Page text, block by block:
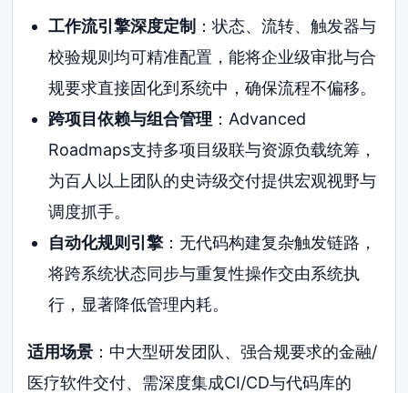
工作流引擎深度定制 ：状态、流转、触发器与
校验规则均可精准配置，能将企业级审批与合
规要求直接固化到系统中，确保流程不偏移。
跨项目依赖与组合管理 ：Advanced
Roadmaps支持多项目级联与资源负载统筹，
为百人以上团队的史诗级交付提供宏观视野与
调度抓手。
自动化规则引擎：无代码构建复杂触发链路，
将跨系统状态同步与重复性操作交由系统执
行，显著降低管理内耗。
适用场景 ：中大型研发团队、强合规要求的金融/
医疗软件交付、需深度集成CI/CD与代码库的